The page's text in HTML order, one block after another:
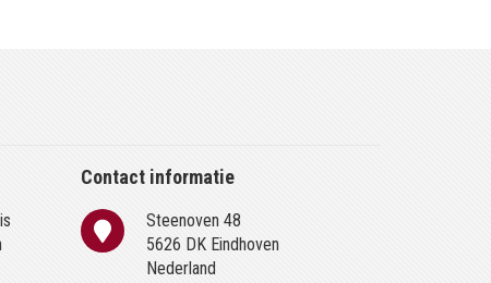
Contact informatie
Steenoven 48
5626 DK Eindhoven
Nederland